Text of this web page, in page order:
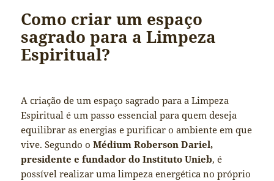
Como criar um espaço
sagrado para a Limpeza
Espiritual?
A criação de um espaço sagrado para a Limpeza
Espiritual é um passo essencial para quem deseja
equilibrar as energias e purificar o ambiente em que
vive. Segundo oMédium Roberson Dariel,
presidente e fundador do Instituto Unieb, é
possível realizar uma limpeza energética no próprio